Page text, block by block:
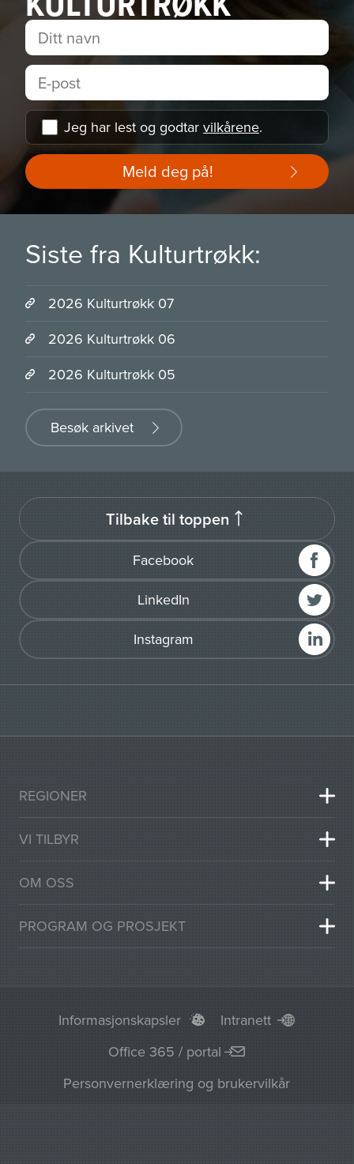
Jeg har lest og godtar vilkårene.
Meld deg på!
Siste fra Kulturtrøkk:
2026 Kulturtrøkk 07
2026 Kulturtrøkk 06
2026 Kulturtrøkk 05
Besøk arkivet
Facebook
LinkedIn
Instagram
Tilbake til toppen
REGIONER
VI TILBYR
OM OSS
PROGRAM OG PROSJEKT
Informasjonskapsler
Intranett
Office 365 / portal
Personvernerklæring og brukervilkår